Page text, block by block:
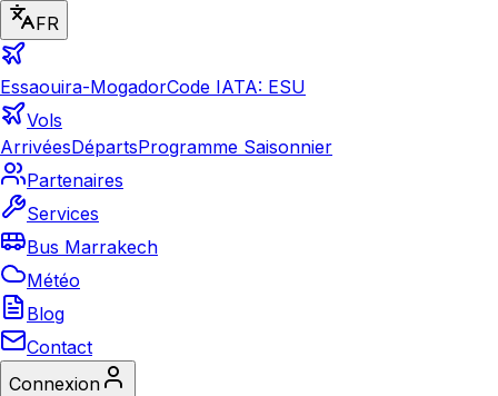
FR
Essaouira-MogadorCode IATA: ESU
Vols
ArrivéesDépartsProgramme Saisonnier
Partenaires
Services
Bus Marrakech
Météo
Blog
Contact
Connexion